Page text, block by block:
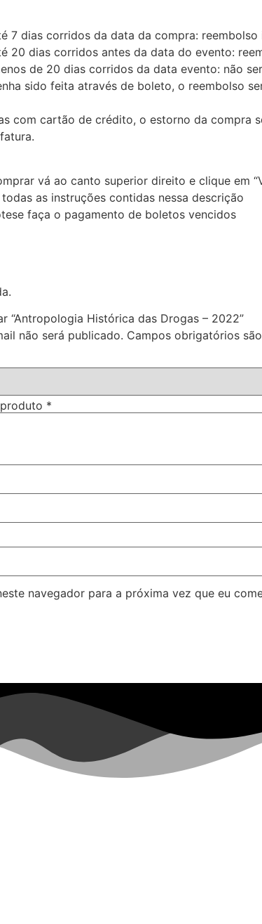
7 dias corridos da data da compra: reembolso
20 dias corridos antes da data do evento:
de 20 dias corridos da data evento: não
sido feita através de boleto, o reembolso
com cartão de crédito, o estorno da compra
vá ao canto superior direito e clique em
as instruções contidas nessa descrição
faça o pagamento de boletos vencidos
“Antropologia Histórica das Drogas – 2022”
não será publicado. Campos obrigatórios
*
navegador para a próxima vez que eu